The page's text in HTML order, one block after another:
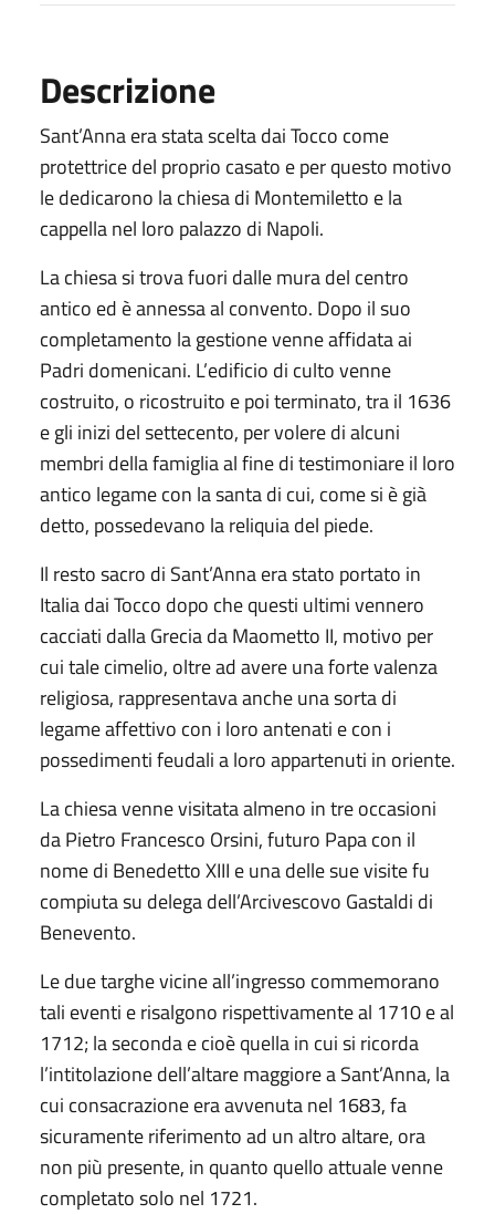
Descrizione
Sant’Anna era stata scelta dai Tocco come
protettrice del proprio casato e per questo motivo
le dedicarono la chiesa di Montemiletto e la
cappella nel loro palazzo di Napoli.
La chiesa si trova fuori dalle mura del centro
antico ed è annessa al convento. Dopo il suo
completamento la gestione venne affidata ai
Padri domenicani. L’edificio di culto venne
costruito, o ricostruito e poi terminato, tra il 1636
e gli inizi del settecento, per volere di alcuni
membri della famiglia al fine di testimoniare il loro
antico legame con la santa di cui, come si è già
detto, possedevano la reliquia del piede.
Il resto sacro di Sant’Anna era stato portato in
Italia dai Tocco dopo che questi ultimi vennero
cacciati dalla Grecia da Maometto II, motivo per
cui tale cimelio, oltre ad avere una forte valenza
religiosa, rappresentava anche una sorta di
legame affettivo con i loro antenati e con i
possedimenti feudali a loro appartenuti in oriente.
La chiesa venne visitata almeno in tre occasioni
da Pietro Francesco Orsini, futuro Papa con il
nome di Benedetto XIII e una delle sue visite fu
compiuta su delega dell’Arcivescovo Gastaldi di
Benevento.
Le due targhe vicine all’ingresso commemorano
tali eventi e risalgono rispettivamente al 1710 e al
1712; la seconda e cioè quella in cui si ricorda
l’intitolazione dell’altare maggiore a Sant’Anna, la
cui consacrazione era avvenuta nel 1683, fa
sicuramente riferimento ad un altro altare, ora
non più presente, in quanto quello attuale venne
completato solo nel 1721.